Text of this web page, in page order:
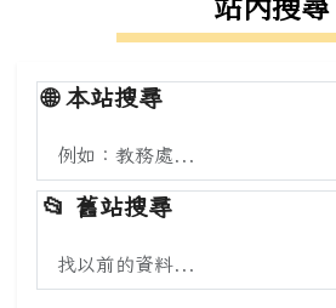
🌐本站搜尋
搜尋本站內容
📂 舊站搜尋
搜尋舊站內容